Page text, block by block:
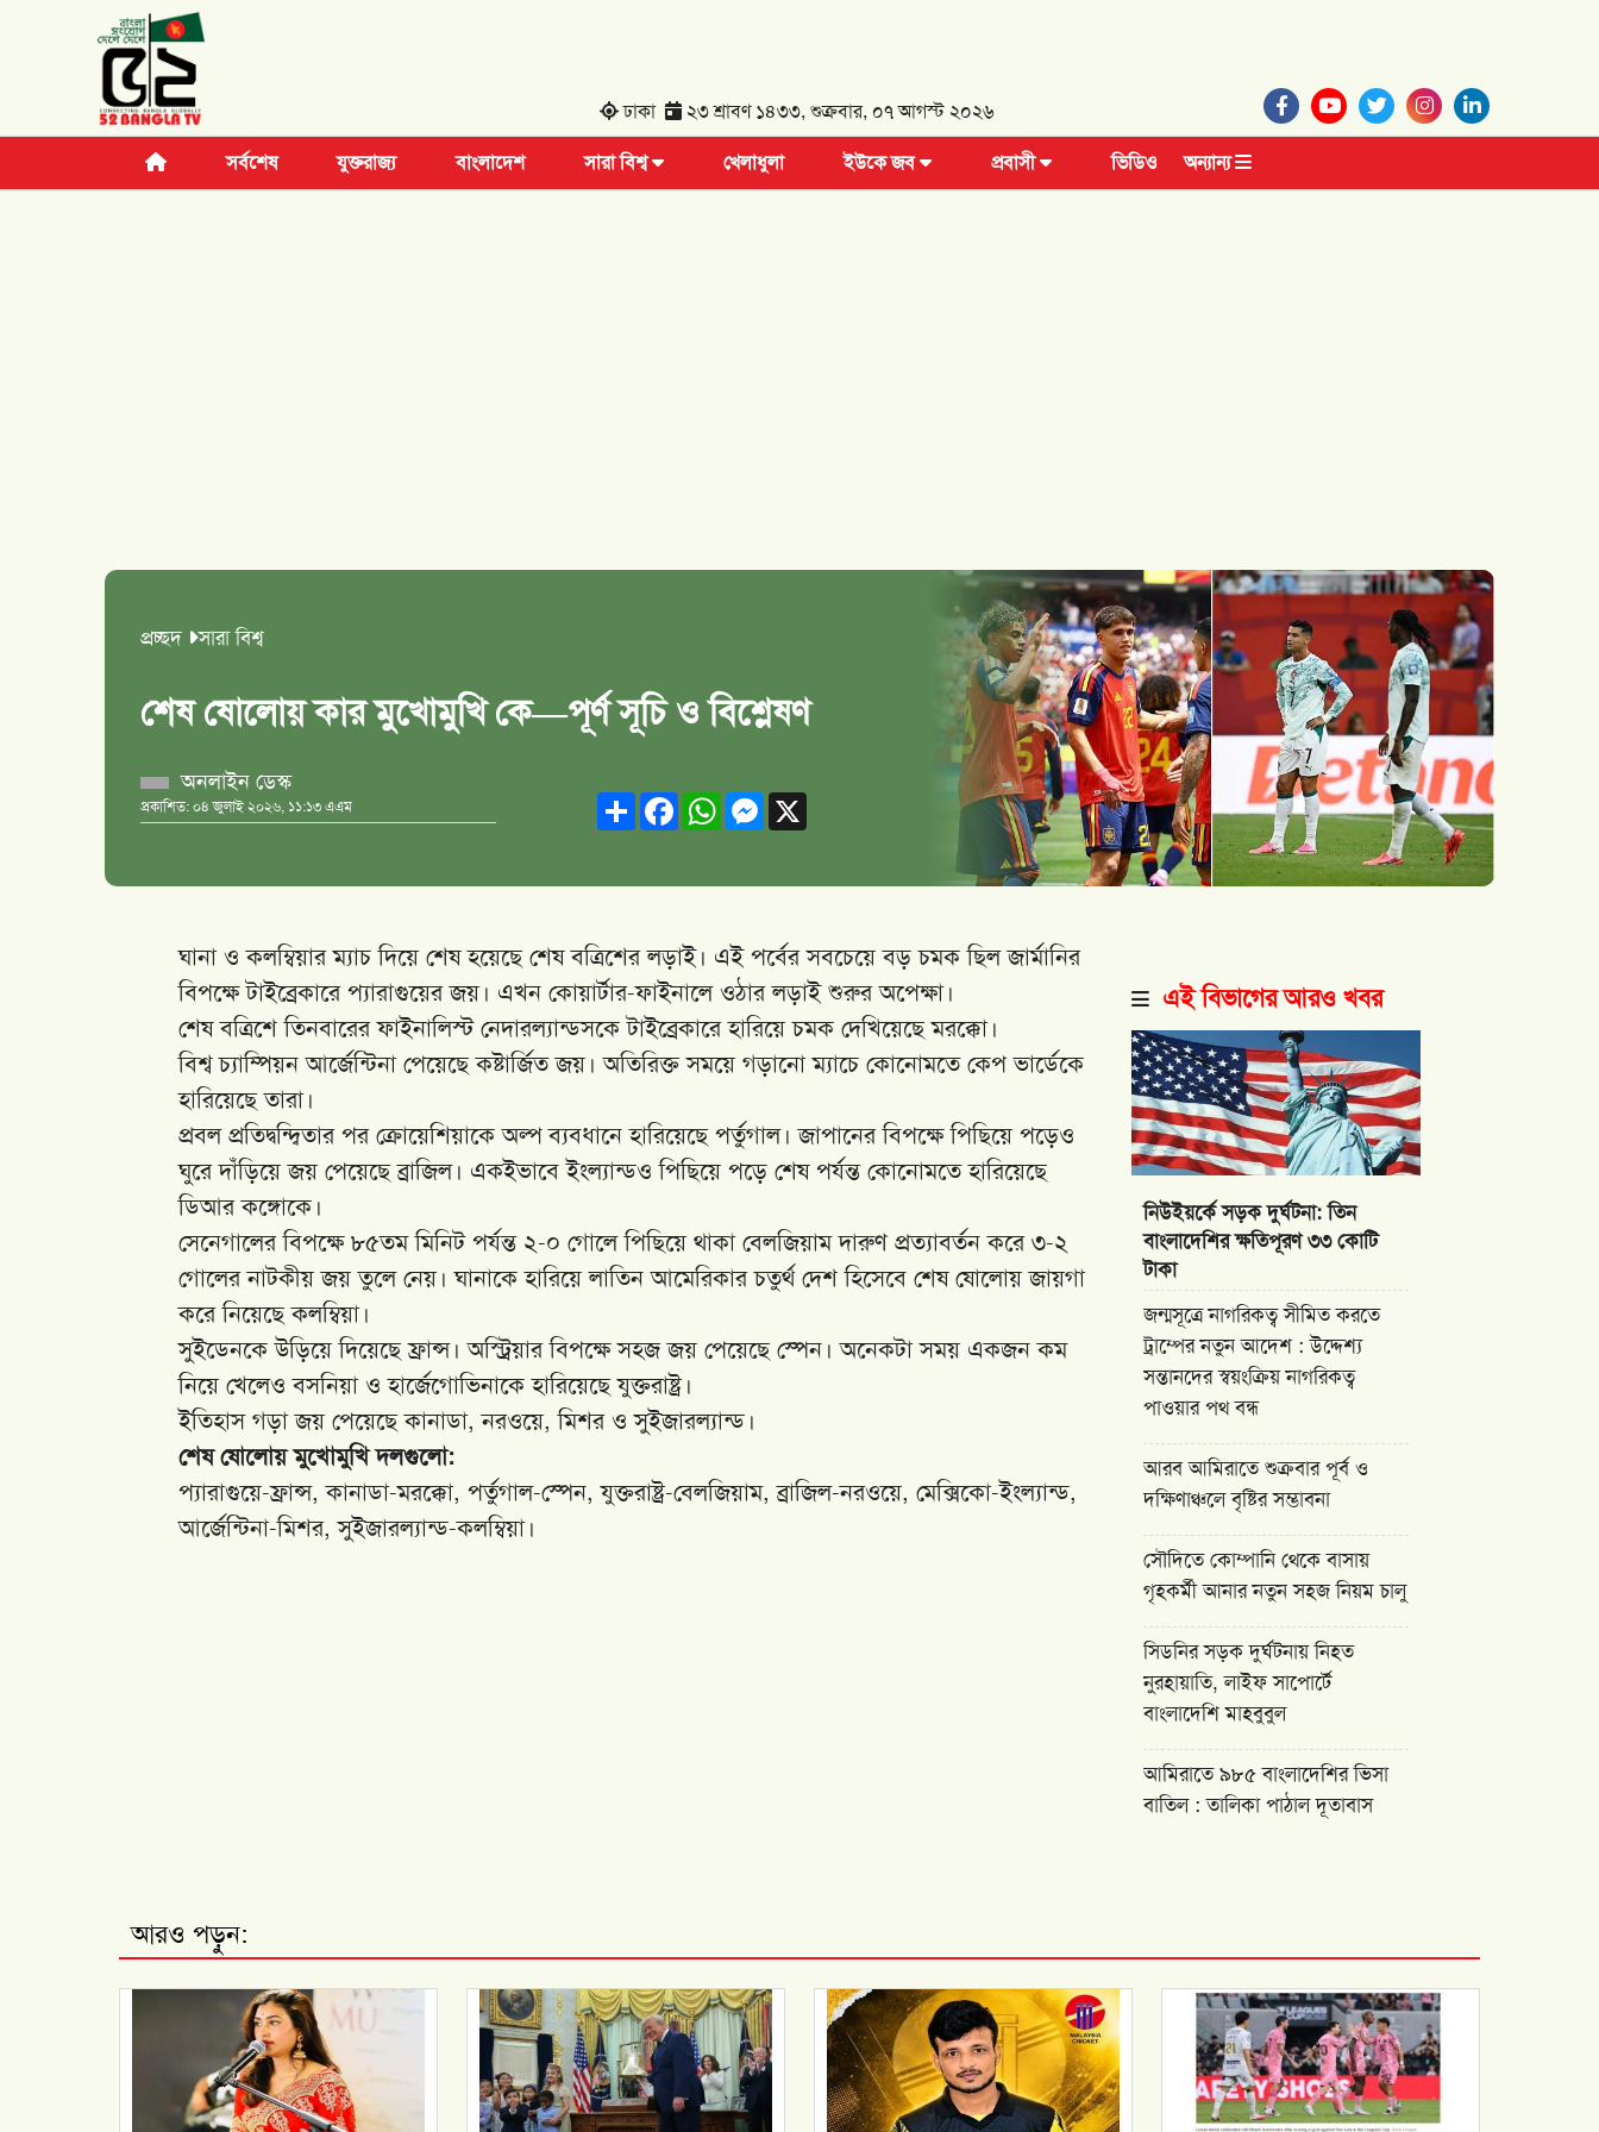
ঢাকা ২৩ শ্রাবণ ১৪৩৩, শুক্রবার, ০৭ আগস্ট ২০২৬
সর্বশেষ যুক্তরাজ্য বাংলাদেশ সারা বিশ্ব খেলাধুলা ইউকে জব প্রবাসী ভিডিও অন্যান্য
প্রচ্ছদ সারা বিশ্ব
শেষ ষোলোয় কার মুখোমুখি কে—পূর্ণ সূচি ও বিশ্লেষণ
অনলাইন ডেস্ক
প্রকাশিত: ০৪ জুলাই ২০২৬, ১১:১৩ এএম ShareFacebookWhatsAppMessenger
X
ঘানা ও কলম্বিয়ার ম্যাচ দিয়ে শেষ হয়েছে শেষ বত্রিশের লড়াই। এই পর্বের সবচেয়ে বড় চমক ছিল জার্মানির
বিপক্ষে টাইব্রেকারে প্যারাগুয়ের জয়। এখন কোয়ার্টার-ফাইনালে ওঠার লড়াই শুরুর অপেক্ষা।
শেষ বত্রিশে তিনবারের ফাইনালিস্ট নেদারল্যান্ডসকে টাইব্রেকারে হারিয়ে চমক দেখিয়েছে মরক্কো।
বিশ্ব চ্যাম্পিয়ন আর্জেন্টিনা পেয়েছে কষ্টার্জিত জয়। অতিরিক্ত সময়ে গড়ানো ম্যাচে কোনোমতে কেপ ভার্ডেকে
হারিয়েছে তারা।
প্রবল প্রতিদ্বন্দ্বিতার পর ক্রোয়েশিয়াকে অল্প ব্যবধানে হারিয়েছে পর্তুগাল। জাপানের বিপক্ষে পিছিয়ে পড়েও
ঘুরে দাঁড়িয়ে জয় পেয়েছে ব্রাজিল। একইভাবে ইংল্যান্ডও পিছিয়ে পড়ে শেষ পর্যন্ত কোনোমতে হারিয়েছে
ডিআর কঙ্গোকে।
সেনেগালের বিপক্ষে ৮৫তম মিনিট পর্যন্ত ২-০ গোলে পিছিয়ে থাকা বেলজিয়াম দারুণ প্রত্যাবর্তন করে ৩-২
গোলের নাটকীয় জয় তুলে নেয়। ঘানাকে হারিয়ে লাতিন আমেরিকার চতুর্থ দেশ হিসেবে শেষ ষোলোয় জায়গা
করে নিয়েছে কলম্বিয়া।
সুইডেনকে উড়িয়ে দিয়েছে ফ্রান্স। অস্ট্রিয়ার বিপক্ষে সহজ জয় পেয়েছে স্পেন। অনেকটা সময় একজন কম
নিয়ে খেলেও বসনিয়া ও হার্জেগোভিনাকে হারিয়েছে যুক্তরাষ্ট্র।
ইতিহাস গড়া জয় পেয়েছে কানাডা, নরওয়ে, মিশর ও সুইজারল্যান্ড।
শেষ ষোলোয় মুখোমুখি দলগুলো:
প্যারাগুয়ে-ফ্রান্স, কানাডা-মরক্কো, পর্তুগাল-স্পেন, যুক্তরাষ্ট্র-বেলজিয়াম, ব্রাজিল-নরওয়ে, মেক্সিকো-ইংল্যান্ড,
আর্জেন্টিনা-মিশর, সুইজারল্যান্ড-কলম্বিয়া।
এই বিভাগের আরও খবর
নিউইয়র্কে সড়ক দুর্ঘটনা: তিন
বাংলাদেশির ক্ষতিপূরণ ৩৩ কোটি
টাকা
জন্মসূত্রে নাগরিকত্ব সীমিত করতে
ট্রাম্পের নতুন আদেশ : উদ্দেশ্য
সন্তানদের স্বয়ংক্রিয় নাগরিকত্ব
পাওয়ার পথ বন্ধ
আরব আমিরাতে শুক্রবার পূর্ব ও
দক্ষিণাঞ্চলে বৃষ্টির সম্ভাবনা
সৌদিতে কোম্পানি থেকে বাসায়
গৃহকর্মী আনার নতুন সহজ নিয়ম চালু
সিডনির সড়ক দুর্ঘটনায় নিহত
নুরহায়াতি, লাইফ সাপোর্টে
বাংলাদেশি মাহবুবুল
আমিরাতে ৯৮৫ বাংলাদেশির ভিসা
বাতিল : তালিকা পাঠাল দূতাবাস
আরও পড়ুন: